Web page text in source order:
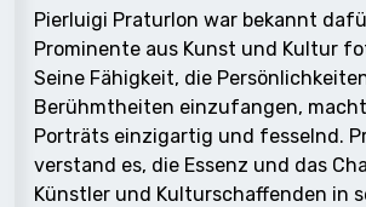
Pierluigi Praturlon war bekannt
Prominente aus Kunst und Kultur
Seine Fähigkeit, die
Berühmtheiten einzufangen,
Porträts einzigartig und fesselnd.
verstand es, die Essenz und das
Künstler und Kulturschaffenden in